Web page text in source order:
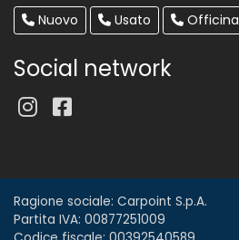
Nuovo Usato Officina
Social network
Ragione sociale: Carpoint S.p.A.
Partita IVA: 00877251009